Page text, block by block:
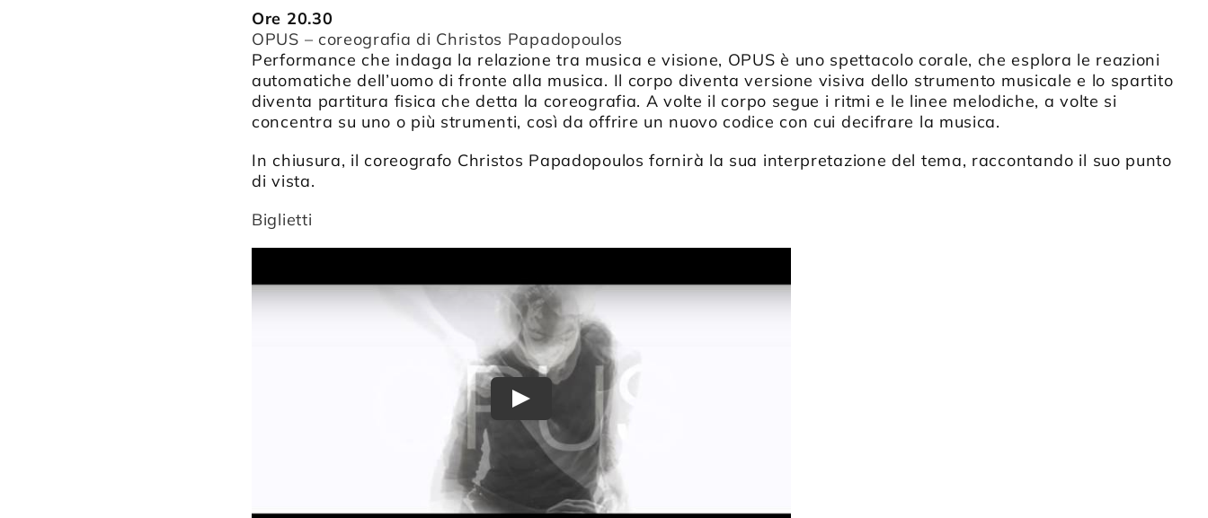
Ore 20.30
OPUS – coreografia di Christos Papadopoulos
Performance che indaga la relazione tra musica e visione, OPUS è uno spettacolo corale, che esplora le reazioni
automatiche dell’uomo di fronte alla musica. Il corpo diventa versione visiva dello strumento musicale e lo spartito
diventa partitura fisica che detta la coreografia. A volte il corpo segue i ritmi e le linee melodiche, a volte si
concentra su uno o più strumenti, così da offrire un nuovo codice con cui decifrare la musica.
In chiusura, il coreografo Christos Papadopoulos fornirà la sua interpretazione del tema, raccontando il suo punto
di vista.
Biglietti
Play